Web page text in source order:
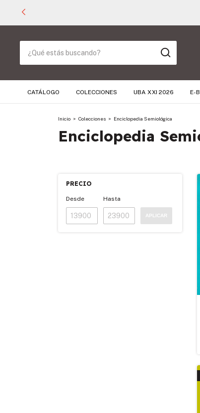
CATÁLOGO COLECCIONES UBA XXI 2026 E-
Inicio > Colecciones > Enciclopedia Semiológica
Enciclopedia
PRECIO
Desde Hasta
APLICAR